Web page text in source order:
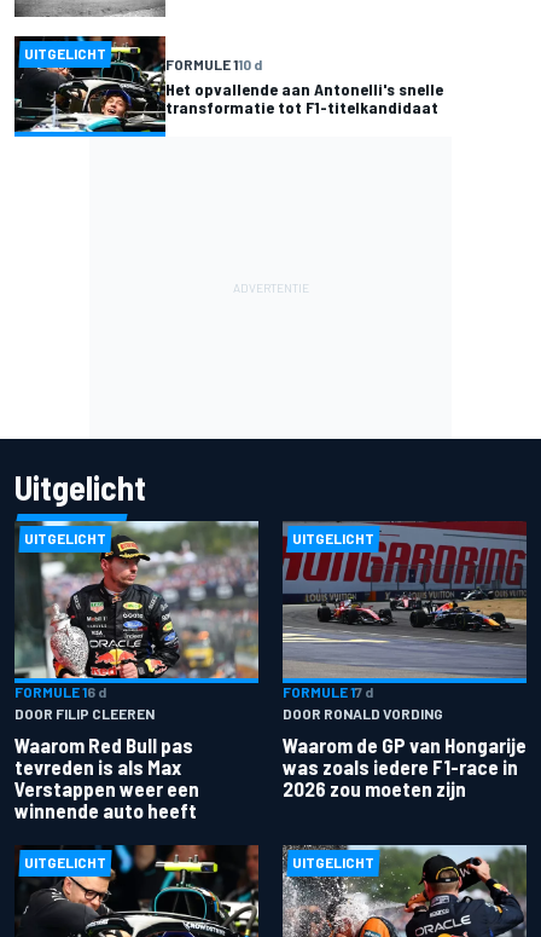
UITGELICHT
FORMULE 110 d
Het opvallende aan Antonelli's snelle
transformatie tot F1-titelkandidaat
Uitgelicht
UITGELICHT
FORMULE 16 d
DOOR FILIP CLEEREN
Waarom Red Bull pas
tevreden is als Max
Verstappen weer een
winnende auto heeft
UITGELICHT
FORMULE 17 d
DOOR RONALD VORDING
Waarom de GP van Hongarije
was zoals iedere F1-race in
2026 zou moeten zijn
UITGELICHT UITGELICHT